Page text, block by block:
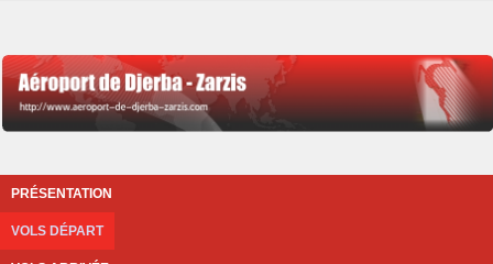
PRÉSENTATION
VOLS DÉPART